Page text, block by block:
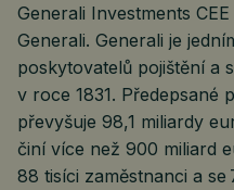
Generali Investments
Generali. Generali je
poskytovatelů pojištění a
v roce 1831. Předepsané
převyšuje 98,1 miliardy
činí více než 900 miliard
88 tisíci zaměstnanci a se